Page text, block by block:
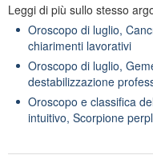
Leggi di più sullo stesso
Oroscopo di luglio,
chiarimenti lavorativi
Oroscopo di luglio,
destabilizzazione
Oroscopo e classifica
intuitivo, Scorpione